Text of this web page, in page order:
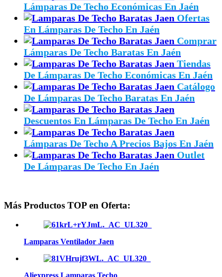
Lámparas De Techo Económicas En Jaén
Ofertas
En Lámparas De Techo En Jaén
Comprar
Lámparas De Techo Baratas En Jaén
Tiendas
De Lámparas De Techo Económicas En Jaén
Catálogo
De Lámparas De Techo Baratas En Jaén
Descuentos En Lámparas De Techo En Jaén
Lámparas De Techo A Precios Bajos En Jaén
Outlet
De Lámparas De Techo En Jaén
Más Productos TOP en Oferta:
Lamparas Ventilador Jaen
Aliexpress Lamparas Techo